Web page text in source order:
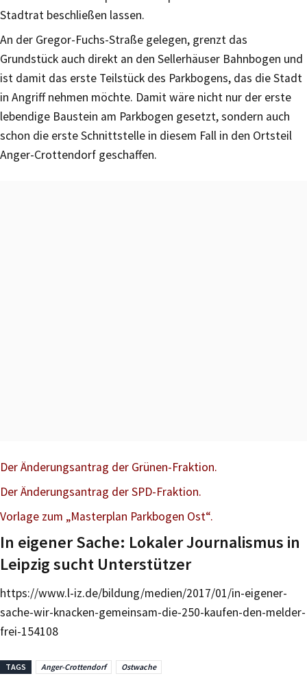
Stadtrat beschließen lassen.
An der Gregor-Fuchs-Straße gelegen, grenzt das
Grundstück auch direkt an den Sellerhäuser Bahnbogen und
ist damit das erste Teilstück des Parkbogens, das die Stadt
in Angriff nehmen möchte. Damit wäre nicht nur der erste
lebendige Baustein am Parkbogen gesetzt, sondern auch
schon die erste Schnittstelle in diesem Fall in den Ortsteil
Anger-Crottendorf geschaffen.
Der Änderungsantrag der Grünen-Fraktion.
Der Änderungsantrag der SPD-Fraktion.
Vorlage zum „Masterplan Parkbogen Ost“.
In eigener Sache: Lokaler Journalismus in
Leipzig sucht Unterstützer
https://www.l-iz.de/bildung/medien/2017/01/in-eigener-
sache-wir-knacken-gemeinsam-die-250-kaufen-den-melder-
frei-154108
TAGS Anger-Crottendorf Ostwache